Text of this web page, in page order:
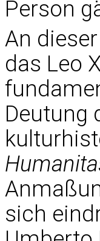
Person
An
das Leo
Deutung
sich